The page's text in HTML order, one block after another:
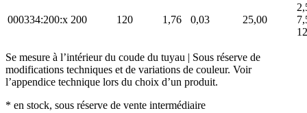
000334:200:x 200 120 1,76 0,03 25,00
Se mesure à l’intérieur du coude du tuyau | Sous réserve de
modifications techniques et de variations de couleur. Voir
l’appendice technique lors du choix d’un produit.
* en stock, sous réserve de vente intermédiaire